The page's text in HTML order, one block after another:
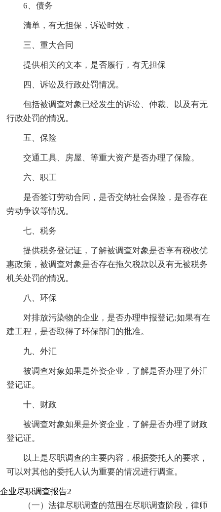
6、债务
清单，有无担保，诉讼时效，
三、重大合同
提供相关的文本，是否履行，有无担保
四、诉讼及行政处罚情况。
包括被调查对象已经发生的诉讼、仲裁、以及有无
行政处罚的情况。
五、保险
交通工具、房屋、等重大资产是否办理了保险。
六、职工
是否签订劳动合同，是否交纳社会保险，是否存在
劳动争议等情况。
七、税务
提供税务登记证，了解被调查对象是否享有税收优
惠政策，被调查对象是否存在拖欠税款以及有无被税务
机关处罚的情况。
八、环保
对排放污染物的企业，是否办理申报登记;如果有在
建工程，是否取得了环保部门的批准。
九、外汇
被调查对象如果是外资企业，了解是否办理了外汇
登记证。
十、财政
被调查对象如果是外资企业，了解是否办理了财政
登记证。
以上是尽职调查的主要内容，根据委托人的要求，
可以对其他的委托人认为重要的情况进行调查。
企业尽职调查报告2
（一）法律尽职调查的范围在尽职调查阶段，律师